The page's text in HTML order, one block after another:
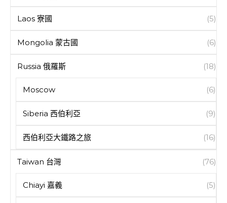
Laos 寮國 (5)
Mongolia 蒙古國 (6)
Russia 俄羅斯 (18)
Moscow (6)
Siberia 西伯利亞 (9)
西伯利亞大鐵路之旅 (16)
Taiwan 台灣 (76)
Chiayi 嘉義 (5)